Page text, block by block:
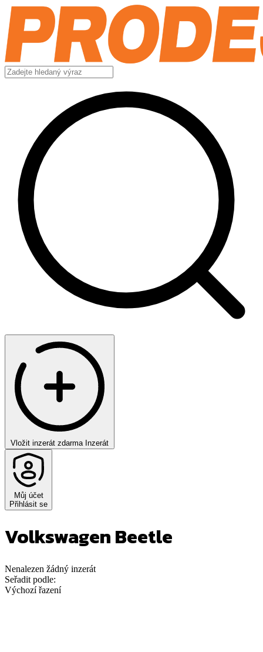
Vložit inzerát zdarma Inzerát
Můj účet
Přihlásit se
Volkswagen Beetle
Nenalezen žádný inzerát
Seřadit podle:
Výchozí řazení